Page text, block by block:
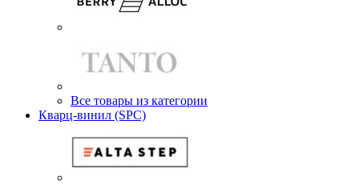
Все товары из категории
Кварц-винил (SPC)